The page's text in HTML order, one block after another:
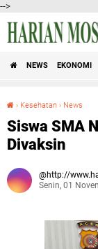
-->
NEWS EKONOMI
› Kesehatan › News
Siswa SMA
Divaksin
http://
Senin, 01